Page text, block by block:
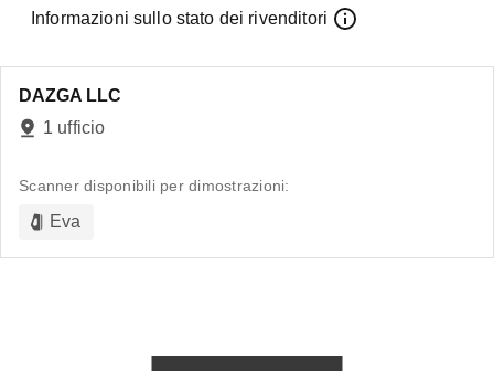
Informazioni sullo stato dei rivenditori
DAZGA LLC
1 ufficio
Scanner disponibili per dimostrazioni:
Eva